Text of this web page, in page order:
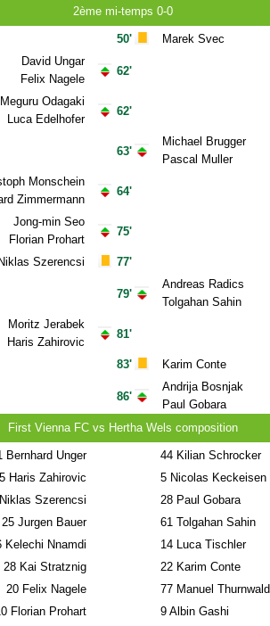
2ème mi-temps 0-0
David Ungar
Felix Nagele
Meguru Odagaki
Luca Edelhofer
Monschein
Zimmermann
Jong-min Seo
Florian Prohart
Niklas Szerencsi
Moritz Jerabek
Haris Zahirovic
50'
62'
62'
63'
64'
75'
77'
79'
81'
83'
86'
Marek Svec
Michael Brugger
Pascal Muller
Andreas Radics
Tolgahan Sahin
Karim Conte
Andrija Bosnjak
Paul Gobara
First Vienna FC vs Hertha Wels composition
Bernhard Unger
Haris Zahirovic
Szerencsi
25Jurgen Bauer
Kelechi Nnamdi
28Kai Stratznig
20Felix Nagele
Florian Prohart
44Kilian Schrocker
5Nicolas Keckeisen
28Paul Gobara
61Tolgahan Sahin
14Luca Tischler
22Karim Conte
77Manuel Thurnwald
9Albin Gashi